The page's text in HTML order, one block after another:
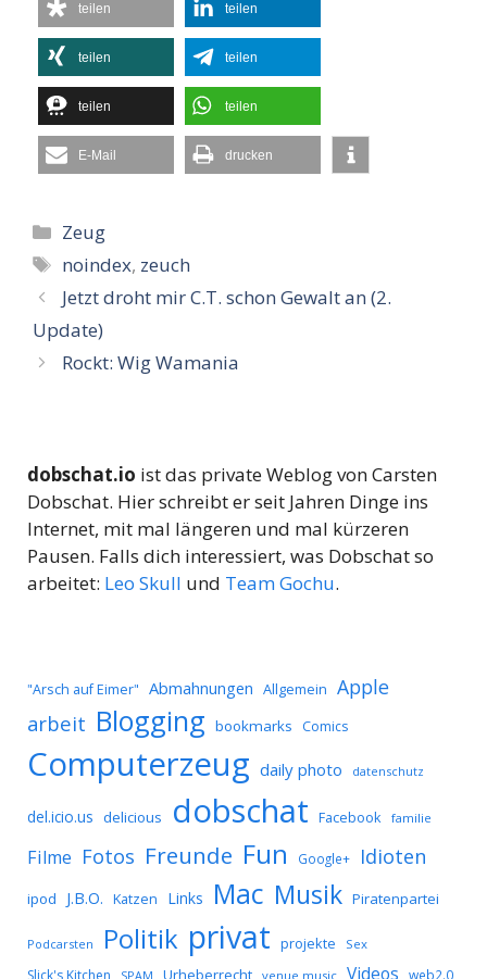
teilen teilen
teilen teilen
teilen teilen
E-Mail drucken
Kategorien
Zeug
Schlagwörter
noindex, zeuch
Jetzt droht mir C.T. schon Gewalt an (2.
Update)
Rockt: Wig Wamania
dobschat.io ist das private Weblog von Carsten
Dobschat. Hier schreibt er seit Jahren Dinge ins
Internet, mit mal längeren und mal kürzeren
Pausen. Falls dich interessiert, was Dobschat so
arbeitet: Leo Skull und Team Gochu.
"Arsch auf Eimer" Abmahnungen Allgemein Apple
arbeit Blogging bookmarks Comics
Computerzeug daily photo datenschutz
del.icio.us delicious dobschat Facebook familie
Filme Fotos Freunde Fun Google+ Idioten
ipod J.B.O. Katzen Links Mac Musik Piratenpartei
Podcarsten Politik privat projekte Sex
Slick's Kitchen SPAM Urheberrecht venue music Videos web2.0